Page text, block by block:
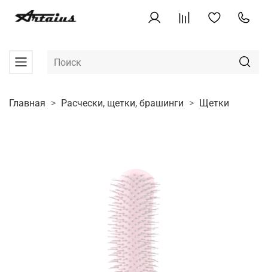
Главная Расчески, щетки, брашинги Щетки